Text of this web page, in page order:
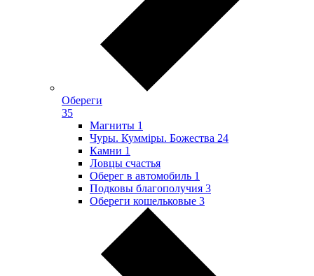
Обереги
35
Магниты 1
Чуры. Куммiры. Божества 24
Камни 1
Ловцы счастья
Оберег в автомобиль 1
Подковы благополучия 3
Обереги кошельковые 3